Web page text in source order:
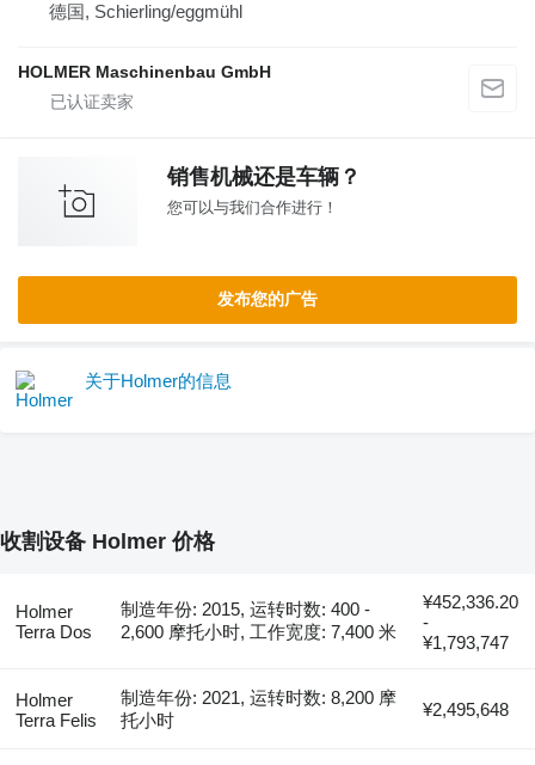
德国, Schierling/eggmühl
HOLMER Maschinenbau GmbH
销售机械还是车辆？
您可以与我们合作进行！
发布您的广告
关于Holmer的信息
收割设备 Holmer 价格
Holmer
Terra Dos
制造年份: 2015, 运转时数: 400 -
2,600 摩托小时, 工作宽度: 7,400 米
¥452,336.20
-
¥1,793,747
Holmer
Terra Felis
制造年份: 2021, 运转时数: 8,200 摩
托小时
¥2,495,648